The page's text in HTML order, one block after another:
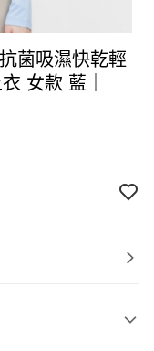
菌吸濕快乾輕
女款 藍｜